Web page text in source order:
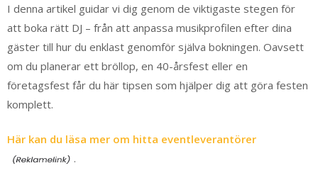
I denna artikel guidar vi dig genom de viktigaste stegen för
att boka rätt DJ – från att anpassa musikprofilen efter dina
gäster till hur du enklast genomför själva bokningen. Oavsett
om du planerar ett bröllop, en 40-årsfest eller en
företagsfest får du här tipsen som hjälper dig att göra festen
komplett.
Här kan du läsa mer om hitta eventleverantörer
.